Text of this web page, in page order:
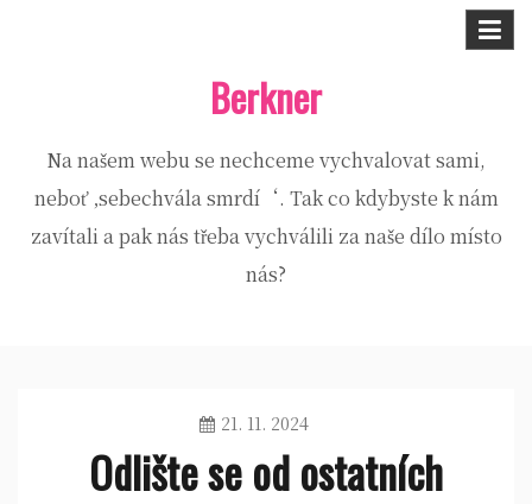
Berkner
Na našem webu se nechceme vychvalovat sami,
neboť ‚sebechvála smrdí‘. Tak co kdybyste k nám
zavítali a pak nás třeba vychválili za naše dílo místo
nás?
21. 11. 2024
Odlište se od ostatních